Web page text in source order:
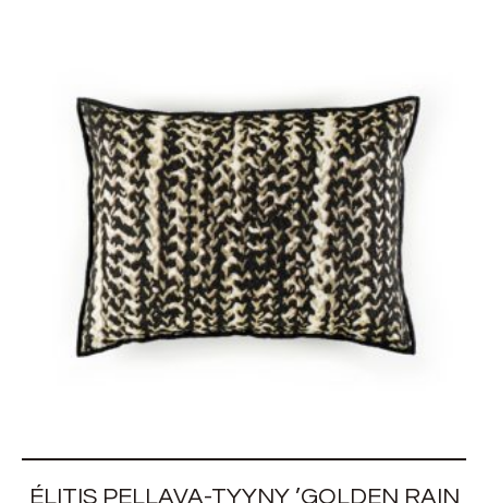
ÉLITIS PELLAVA-TYYNY ’GOLDEN RAIN